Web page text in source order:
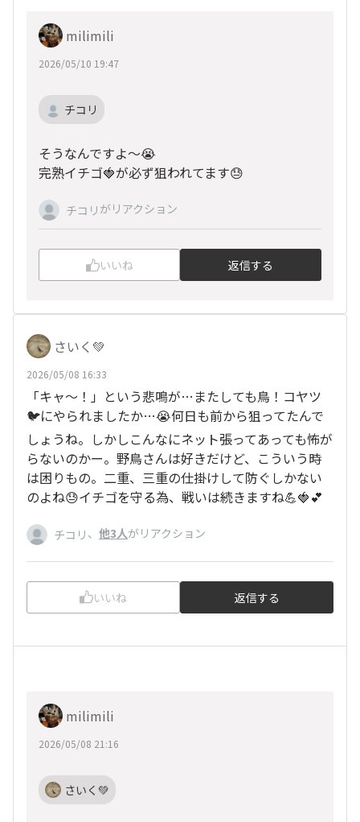
milimili
2026/05/10 19:47
チコリ
そうなんですよ〜😭
完熟イチゴ🍓が必ず狙われてます😓
チコリ がリアクション
いいね 返信する
さいく💚
2026/05/08 16:33
「キャ〜！」という悲鳴が…またしても鳥！コヤツ
🐦にやられましたか…😭何日も前から狙ってたんで
しょうね。しかしこんなにネット張ってあっても怖が
らないのかー。野鳥さんは好きだけど、こういう時
は困りもの。二重、三重の仕掛けして防ぐしかない
のよね😓イチゴを守る為、戦いは続きますね💪🍓💕
チコリ 、 他3人がリアクション
いいね 返信する
milimili
2026/05/08 21:16
さいく💚